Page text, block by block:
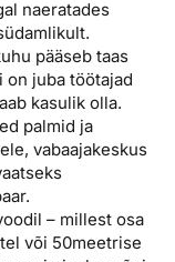
naeratades
pääseb taas
on juba töötajad
kasulik olla.
palmid ja
vabaajakeskus
– millest osa
või 50meetrise